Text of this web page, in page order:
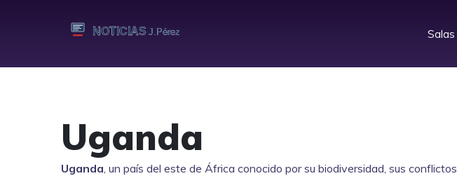
Uganda
Uganda, un país del este de África conocido por su biodiversidad, sus